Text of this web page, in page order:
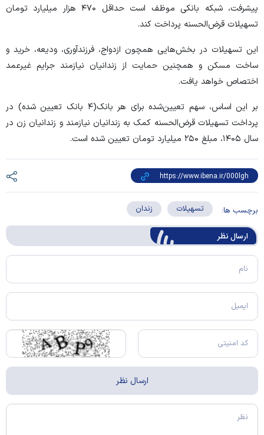
پیشرفت، شبکه بانکی موظف است حداقل ۴۷۰ هزار میلیارد تومان
تسهیلات قرض‌الحسنه پرداخت کند.
این تسهیلات در بخش‌هایی همچون ازدواج، فرزندآوری، ودیعه، خرید و
ساخت مسکن و همچنین حمایت از زندانیان نیازمند جرایم غیرعمد
اختصاص خواهد یافت.
بر این اساس، سهم تعیین‌شده برای هر بانک(۴ بانک تعیین شده) در
پرداخت تسهیلات قرض‌الحسنه کمک به زندانیان نیازمند و زندانیان زن در
سال ۱۴۰۵، مبلغ ۲۵۰ میلیارد تومان تعیین شده است.
برچسب ها: تسهیلات زندان
ارسال‌ نظر